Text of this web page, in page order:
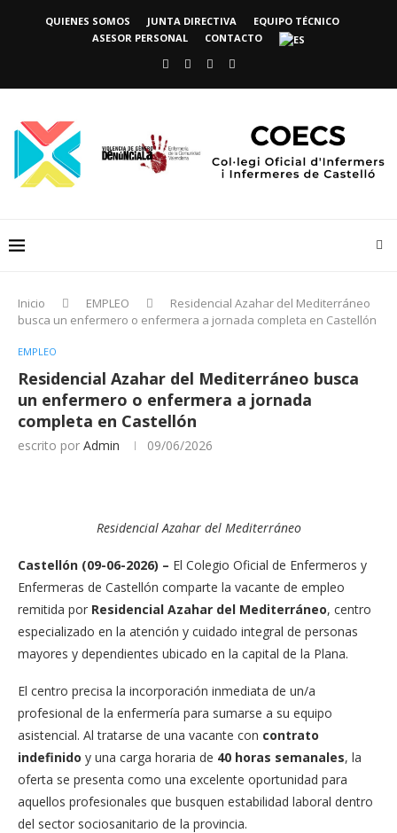
QUIENES SOMOS JUNTA DIRECTIVA
EQUIPO TÉCNICO
ASESOR PERSONAL
CONTACTO
Inicio EMPLEO
Residencial Azahar del Mediterráneo
busca un enfermero o enfermera a jornada completa en Castellón
EMPLEO
Residencial Azahar del Mediterráneo busca
un enfermero o enfermera a jornada
completa en Castellón
escrito por Admin 09/06/2026
Residencial Azahar del Mediterráneo
Castellón (09-06-2026) – El Colegio Oficial de Enfermeros y
Enfermeras de Castellón comparte la vacante de empleo
remitida por Residencial Azahar del Mediterráneo, centro
especializado en la atención y cuidado integral de personas
mayores y dependientes ubicado en la capital de la Plana.
El centro precisa la incorporación inmediata de un/a
profesional de la enfermería para sumarse a su equipo
asistencial. Al tratarse de una vacante con contrato
indefinido y una carga horaria de 40 horas semanales, la
oferta se presenta como una excelente oportunidad para
aquellos profesionales que busquen estabilidad laboral dentro
del sector sociosanitario de la provincia.